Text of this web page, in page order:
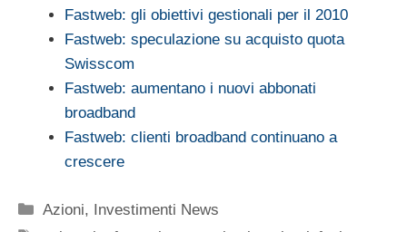
Fastweb: gli obiettivi gestionali per il 2010
Fastweb: speculazione su acquisto quota
Swisscom
Fastweb: aumentano i nuovi abbonati
broadband
Fastweb: clienti broadband continuano a
crescere
Categorie
Azioni,
Investimenti News